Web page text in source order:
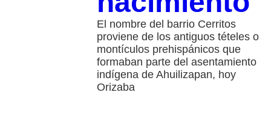
El nombre del barrio Cerritos
proviene de los antiguos tételes o
montículos prehispánicos que
formaban parte del asentamiento
indígena de Ahuilizapan, hoy
Orizaba